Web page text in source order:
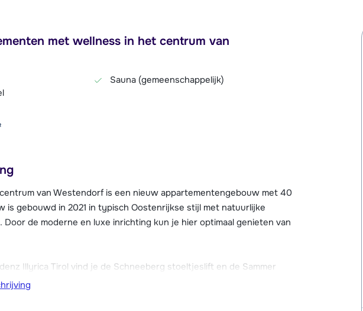
met wellness in het centrum van
Sauna (gemeenschappelijk)
van Westendorf is een nieuw appartementengebouw met 40
is gebouwd in 2021 in typisch Oostenrijkse stijl met natuurlijke
Door de moderne en luxe inrichting kun je hier optimaal genieten van
Illyrica Tirol vind je de Schneeberg stoeltjeslift en de Sammer
de skischool met oefenweide en de skiverhuur. Via deze blauwe